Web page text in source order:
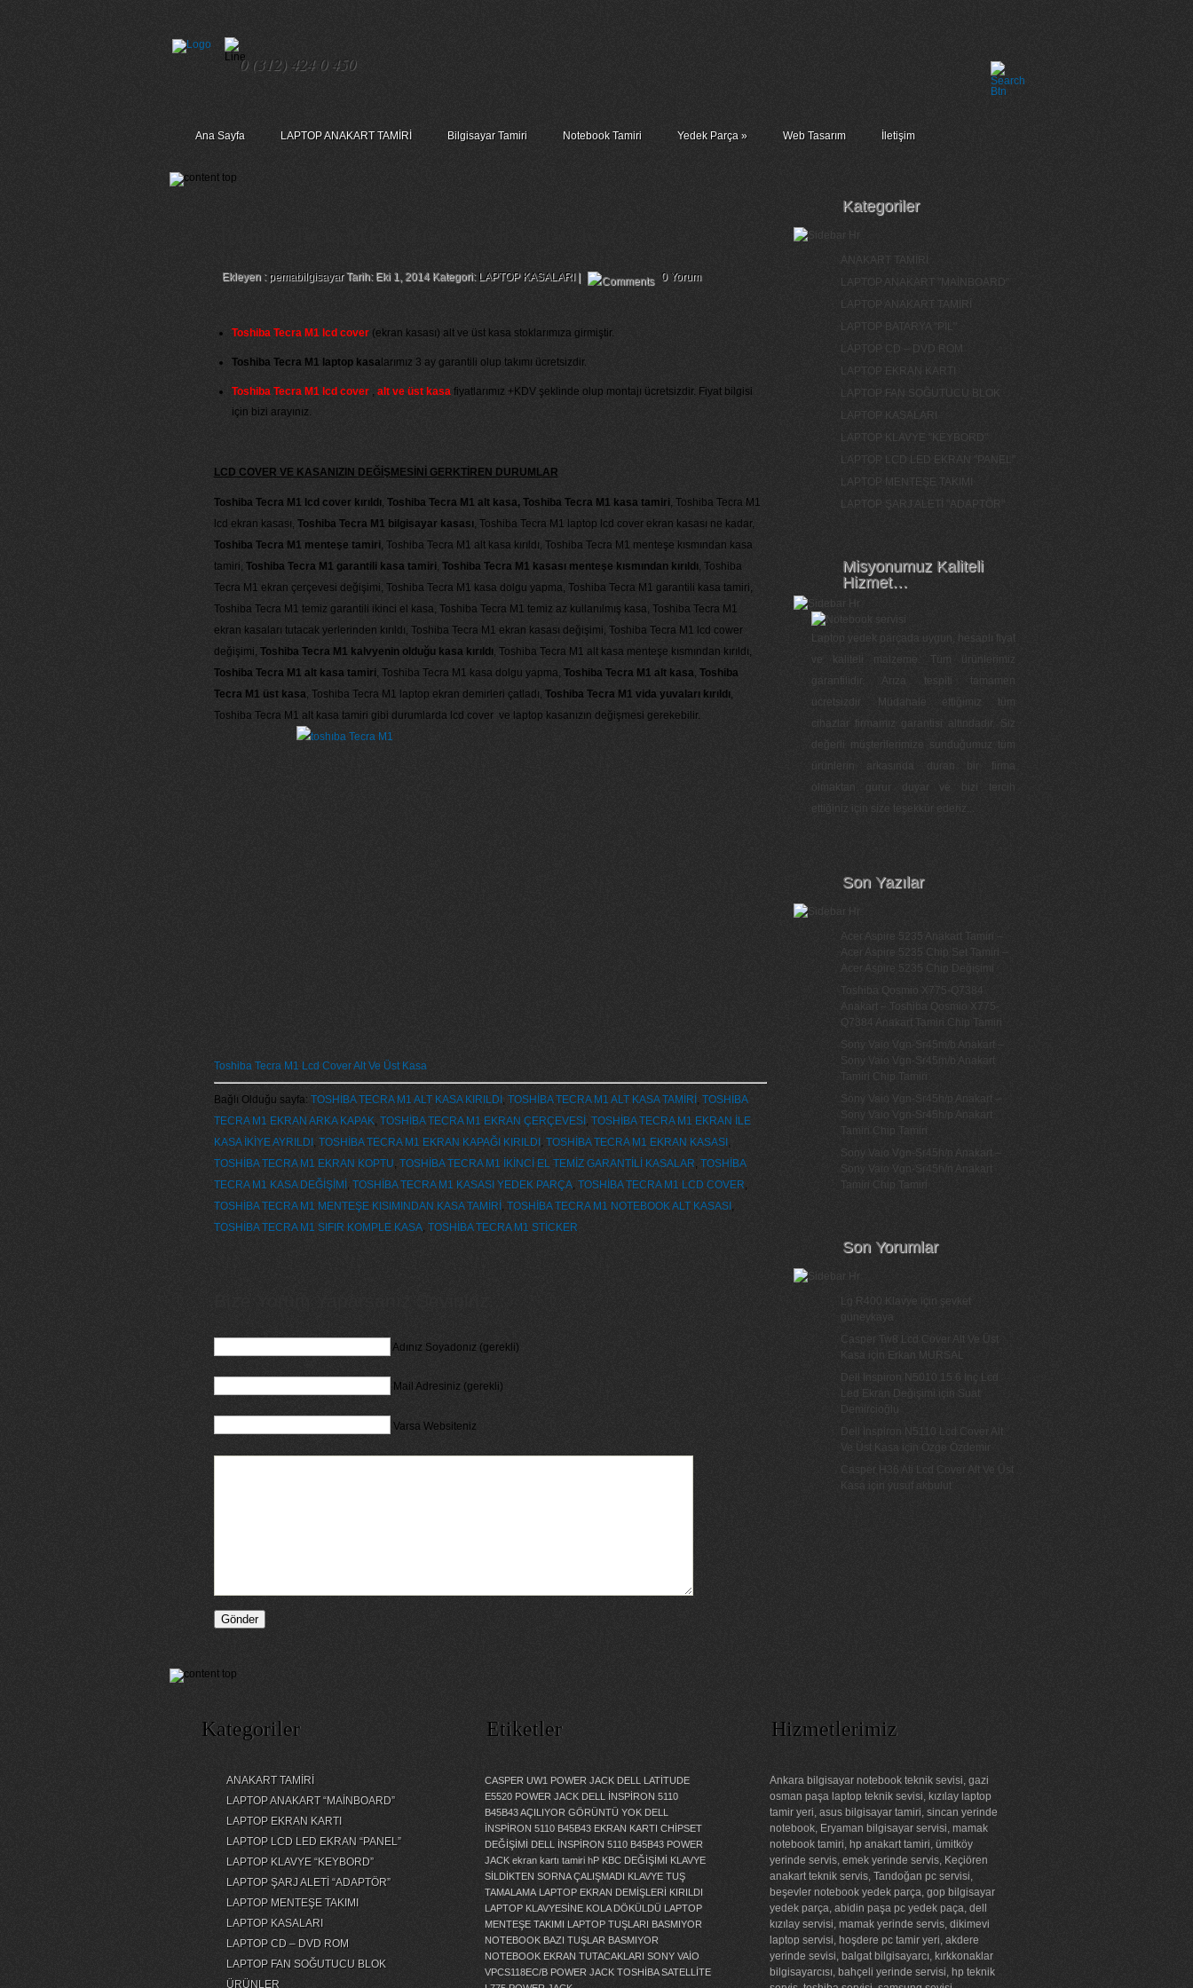
0 (312) 424 0 450
Ana Sayfa LAPTOP ANAKART TAMİRİ Bilgisayar Tamiri Notebook Tamiri Yedek Parça» Web Tasarım İletişim
Ekleyen : pemabilgisayarTarih: Eki 1, 2014 Kategori: LAPTOP KASALARI| 0 Yorum
Toshiba Tecra M1 lcd cover(ekran kasası) alt ve üst kasa stoklarımıza girmiştir.
Toshiba Tecra M1 laptop kasalarımız 3 ay garantili olup takımı ücretsizdir.
Toshiba Tecra M1 lcd cover, alt ve üst kasafiyatlarımız +KDV şeklinde olup montajı ücretsizdir. Fiyat bilgisi
için bizi arayınız.
LCD COVER VE KASANIZIN DEĞİŞMESİNİ GERKTİREN DURUMLAR
Toshiba Tecra M1 lcd cover kırıldı, Toshiba Tecra M1 alt kasa, Toshiba Tecra M1 kasa tamiri, Toshiba Tecra M1
lcd ekran kasası, Toshiba Tecra M1 bilgisayar kasası, Toshiba Tecra M1 laptop lcd cover ekran kasası ne kadar,
Toshiba Tecra M1 menteşe tamiri, Toshiba Tecra M1 alt kasa kırıldı, Toshiba Tecra M1 menteşe kısmından kasa
tamiri, Toshiba Tecra M1 garantili kasa tamiri, Toshiba Tecra M1 kasası menteşe kısmından kırıldı, Toshiba
Tecra M1 ekran çerçevesi değişimi, Toshiba Tecra M1 kasa dolgu yapma, Toshiba Tecra M1 garantili kasa tamiri,
Toshiba Tecra M1 temiz garantili ikinci el kasa, Toshiba Tecra M1 temiz az kullanılmış kasa, Toshiba Tecra M1
ekran kasaları tutacak yerlerinden kırıldı, Toshiba Tecra M1 ekran kasası değişimi, Toshiba Tecra M1 lcd cower
değişimi, Toshiba Tecra M1 kalvyenin olduğu kasa kırıldı, Toshiba Tecra M1 alt kasa menteşe kısmından kırıldı,
Toshiba Tecra M1 alt kasa tamiri, Toshiba Tecra M1 kasa dolgu yapma, Toshiba Tecra M1 alt kasa, Toshiba
Tecra M1 üst kasa, Toshiba Tecra M1 laptop ekran demirleri çatladı, Toshiba Tecra M1 vida yuvaları kırıldı,
Toshiba Tecra M1 alt kasa tamiri gibi durumlarda lcd cover ve laptop kasanızın değişmesi gerekebilir.
Toshiba Tecra M1 Lcd Cover Alt Ve Üst Kasa
Bağlı Olduğu sayfa: TOSHİBA TECRA M1 ALT KASA KIRILDI , TOSHİBA TECRA M1 ALT KASA TAMİRİ , TOSHİBA
TECRA M1 EKRAN ARKA KAPAK, TOSHİBA TECRA M1 EKRAN ÇERÇEVESİ , TOSHİBA TECRA M1 EKRAN İLE
KASA İKİYE AYRILDI , TOSHİBA TECRA M1 EKRAN KAPAĞI KIRILDI , TOSHİBA TECRA M1 EKRAN KASASI ,
TOSHİBA TECRA M1 EKRAN KOPTU, TOSHİBA TECRA M1 İKİNCİ EL TEMİZ GARANTİLİ KASALAR, TOSHİBA
TECRA M1 KASA DEĞİŞİMİ , TOSHİBA TECRA M1 KASASI YEDEK PARÇA, TOSHİBA TECRA M1 LCD COVER,
TOSHİBA TECRA M1 MENTEŞE KISIMINDAN KASA TAMİRİ , TOSHİBA TECRA M1 NOTEBOOK ALT KASASI ,
TOSHİBA TECRA M1 SIFIR KOMPLE KASA, TOSHİBA TECRA M1 STİCKER
Adınız Soyadonız (gerekli)
Mail Adresiniz (gerekli)
Varsa Websiteniz
Kategoriler
ANAKART TAMİRİ
LAPTOP ANAKART "MAİNBOARD"
LAPTOP ANAKART TAMİRİ
LAPTOP BATARYA "PİL"
LAPTOP CD – DVD ROM
LAPTOP EKRAN KARTI
LAPTOP FAN SOĞUTUCU BLOK
LAPTOP KASALARI
LAPTOP KLAVYE "KEYBORD"
LAPTOP LCD LED EKRAN "PANEL"
LAPTOP MENTEŞE TAKIMI
LAPTOP ŞARJ ALETİ "ADAPTÖR"
Misyonumuz Kaliteli
Hizmet…
Laptop yedek parçada uygun, hesaplı fiyat
ve kaliteli malzeme. Tüm ürünlerimiz
garantilidir. Arıza tespiti tamamen
ücretsizdir. Müdahale ettiğimiz tüm
cihazlar firmamız garantisi altındadır. Siz
değerli müşterilerimize sunduğumuz tüm
ürünlerin arkasında duran bir firma
olmaktan gurur duyar ve bizi tercih
ettiğiniz için size teşekkür ederiz...
Son Yazılar
Acer Aspire 5235 Anakart Tamiri –
Acer Aspire 5235 Chip Set Tamiri –
Acer Aspire 5235 Chip Değişimi
Toshiba Qosmio X775-Q7384
Anakart – Toshiba Qosmio X775-
Q7384 Anakart Tamiri Chip Tamiri
Sony Vaio Vgn-Sr45m/b Anakart –
Sony Vaio Vgn-Sr45m/b Anakart
Tamiri Chip Tamiri
Sony Vaio Vgn-Sr45h/p Anakart –
Sony Vaio Vgn-Sr45h/p Anakart
Tamiri Chip Tamiri
Sony Vaio Vgn-Sr45h/n Anakart –
Sony Vaio Vgn-Sr45h/n Anakart
Tamiri Chip Tamiri
Son Yorumlar
Lg R400 Klavye için
şevket
güneykaya
Casper Tw8 Lcd Cover Alt Ve Üst
Kasa
için
Erkan MURSAL
Dell Inspiron N5010 15.6 İnç Lcd
Led Ekran Değişimi
Suat
Demircioğlu
Dell İnspiron N5110 Lcd Cover Alt
Ve Üst Kasa
için
Özge Özdemir
Casper H36 Ati Lcd Cover Alt Ve Üst
Kasa
için yusuf akbulut
Kategoriler
ANAKART TAMİRİ
LAPTOP ANAKART “MAİNBOARD”
LAPTOP EKRAN KARTI
LAPTOP LCD LED EKRAN “PANEL”
LAPTOP KLAVYE “KEYBORD”
LAPTOP ŞARJ ALETİ “ADAPTÖR”
LAPTOP MENTEŞE TAKIMI
LAPTOP KASALARI
LAPTOP CD – DVD ROM
LAPTOP FAN SOĞUTUCU BLOK
ÜRÜNLER
Etiketler
CASPER UW1 POWER JACK DELL LATİTUDE
E5520 POWER JACK DELL İNSPİRON 5110
B45B43 AÇILIYOR GÖRÜNTÜ YOK DELL
İNSPİRON 5110 B45B43 EKRAN KARTI CHİPSET
DEĞİŞİMİ
DELL İNSPİRON 5110 B45B43 POWER
JACK ekran kartı tamiri hP KBC DEĞİŞİMİ
KLAVYE
SİLDİKTEN SORNA ÇALIŞMADI
KLAVYE TUŞ
TAMALAMA
LAPTOP EKRAN DEMİŞLERİ KIRILDI
LAPTOP KLAVYESİNE KOLA DÖKÜLDÜ
LAPTOP
MENTEŞE TAKIMI
LAPTOP TUŞLARI BASMIYOR
NOTEBOOK BAZI TUŞLAR BASMIYOR
NOTEBOOK EKRAN TUTACAKLARI SONY VAİO
VPCS118EC/B POWER JACK TOSHİBA SATELLİTE
Hizmetlerimiz
Ankara bilgisayar notebook teknik sevisi, gazi
osman paşa laptop teknik sevisi, kızılay laptop
tamir yeri, asus bilgisayar tamiri, sincan yerinde
notebook, Eryaman bilgisayar servisi, mamak
notebook tamiri, hp anakart tamiri, ümitköy
yerinde servis, emek yerinde servis, Keçiören
anakart teknik servis, Tandoğan pc servisi,
beşevler notebook yedek parça, gop bilgisayar
yedek parça, abidin paşa pc yedek paça, dell
kızılay servisi, mamak yerinde servis, dikimevi
laptop servisi, hoşdere pc tamir yeri, akdere
yerinde sevisi, balgat bilgisayarcı, kırkkonaklar
bilgisayarcısı, bahçeli yerinde servisi, hp teknik